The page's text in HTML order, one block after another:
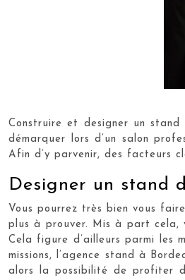
Construire et designer un
démarquer lors d’un salon
Afin d’y parvenir, des facteurs
Designer un stand
Vous pourrez très bien vous
plus à prouver. Mis à part cela,
Cela figure d’ailleurs parmi les
missions, l’agence stand à
alors la possibilité de profiter